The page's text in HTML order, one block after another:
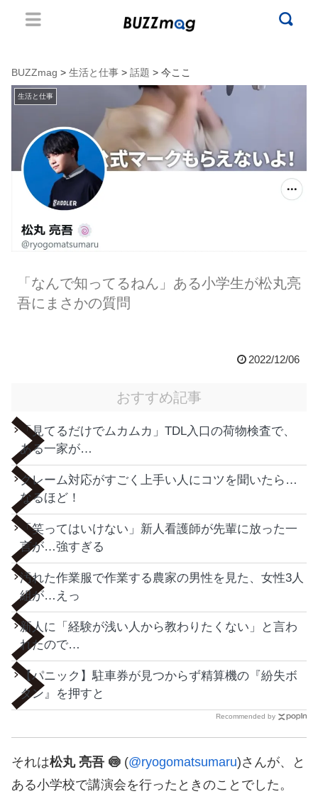
BUZZmag > 生活と仕事 > 話題 > 今ここ
生活と仕事
「なんで知ってるねん」ある小学生が松丸亮
吾にまさかの質問
2022/12/06
おすすめ記事
「見てるだけでムカムカ」TDL入口の荷物検査で、
ある一家が…
クレーム対応がすごく上手い人にコツを聞いたら…
なるほど！
「笑ってはいけない」新人看護師が先輩に放った一
言が…強すぎる
汚れた作業服で作業する農家の男性を見た、女性3人
組が…えっ
新人に「経験が浅い人から教わりたくない」と言わ
れたので…
【パニック】駐車券が見つからず精算機の『紛失ボ
タン』を押すと
Recommended by
それは松丸 亮吾 🍥 (@ryogomatsumaru)さんが、と
ある小学校で講演会を行ったときのことでした。